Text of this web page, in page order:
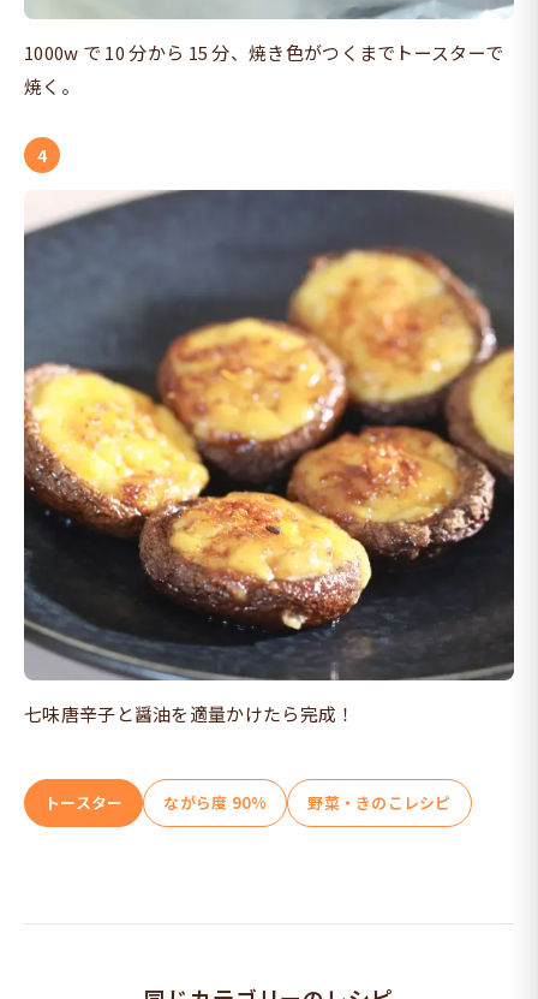
1000w で 10 分から 15 分、焼き色がつくまでトースターで
焼く。
七味唐辛子と醤油を適量かけたら完成！
トースター ながら度 90% 野菜・きのこレシピ